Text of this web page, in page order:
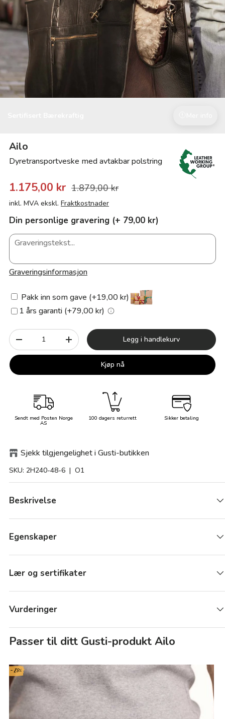
Ailo
Dyretransportveske med avtakbar polstring
1.175,00 kr 1.879,00 kr
inkl. MVA ekskl. Fraktkostnader
Din personlige gravering (+ 79,00 kr)
Graveringsinformasjon
Pakk inn som gave (+19,00 kr)
1 års garanti (+79,00 kr)
Antall
-
+ Legg i handlekurv
Kjøp nå
Sendt med Posten Norge
AS
100 dagers returrett Sikker betaling
Sjekk tilgjengelighet i Gusti-butikken
SKU: 2H240-48-6 | O1
Beskrivelse
Egenskaper
Lær og sertifikater
Vurderinger
Passer til ditt Gusti-produkt Ailo
- 25%